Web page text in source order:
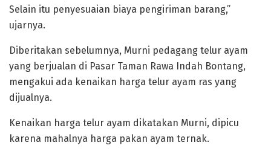
Selain itu penyesuaian biaya pengiriman barang,”
ujarnya.
Diberitakan sebelumnya, Murni pedagang telur ayam
yang berjualan di Pasar Taman Rawa Indah Bontang,
mengakui ada kenaikan harga telur ayam ras yang
dijualnya.
Kenaikan harga telur ayam dikatakan Murni, dipicu
karena mahalnya harga pakan ayam ternak.